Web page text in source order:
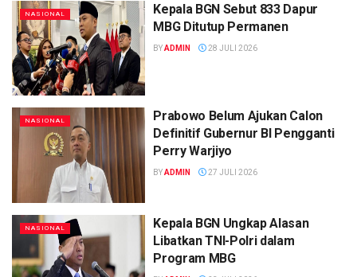
NASIONAL
Kepala BGN Sebut 833 Dapur
MBG Ditutup Permanen
BYADMIN 28 JULI 2026
NASIONAL
Prabowo Belum Ajukan Calon
Definitif Gubernur BI Pengganti
Perry Warjiyo
BYADMIN 27 JULI 2026
NASIONAL
Kepala BGN Ungkap Alasan
Libatkan TNI-Polri dalam
Program MBG